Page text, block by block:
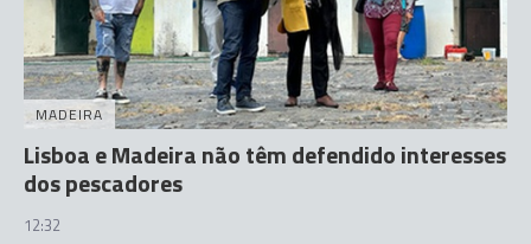
MADEIRA
Lisboa e Madeira não têm defendido interesses
dos pescadores
12:32